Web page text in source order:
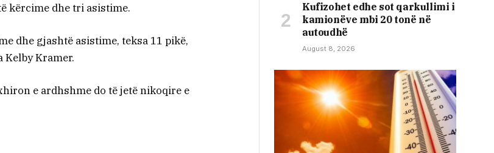
kërcime dhe tri asistime.
dhe gjashtë asistime, teksa 11 pikë,
Kelby Kramer.
e ardhshme do të jetë nikoqire e
Kufizohet edhe sot qarkullimi i
kamionëve mbi 20 tonë në
autoudhë
August 8, 2026